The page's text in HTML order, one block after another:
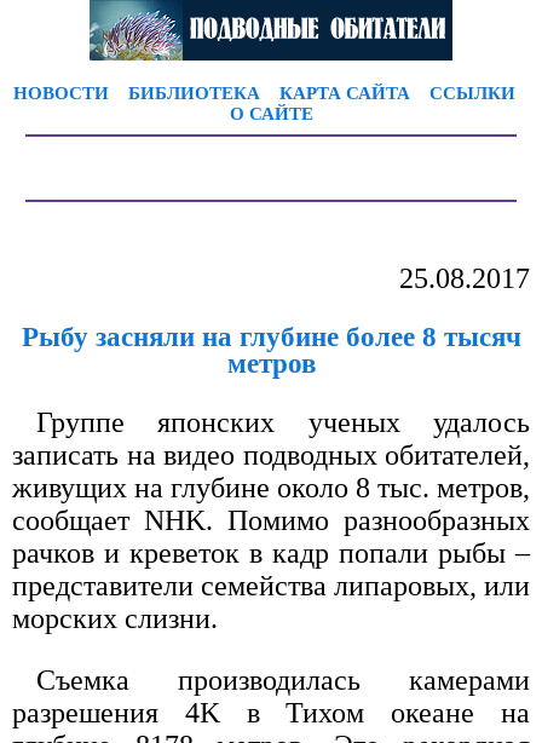
НОВОСТИ БИБЛИОТЕКА КАРТА САЙТА
ССЫЛКИ
О САЙТЕ
25.08.2017
Рыбу засняли на глубине более 8 тысяч
метров
Группе японских ученых удалось
записать на видео подводных обитателей,
живущих на глубине около 8 тыс. метров,
сообщает NHK. Помимо разнообразных
рачков и креветок в кадр попали рыбы –
представители семейства липаровых, или
морских слизни.
Съемка производилась камерами
разрешения 4K в Тихом океане на